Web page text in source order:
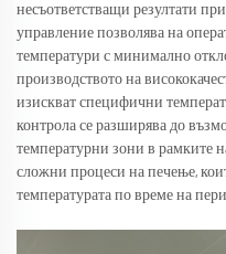
несъответстващи резултати
управление позволява на
температури с минимално
производството на
изискват специфични
контрола се разширява до
температурни зони в рамките
сложни процеси на печење,
температурата по време на